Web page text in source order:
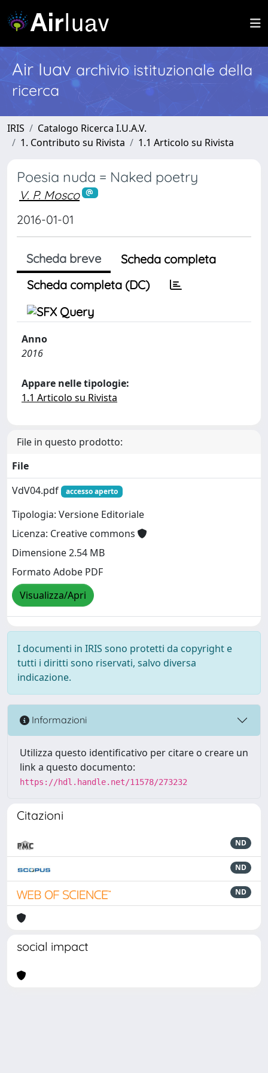
Air Iuav archivio istituzionale della
ricerca
IRIS
Catalogo Ricerca I.U.A.V.
1. Contributo su Rivista
1.1 Articolo su Rivista
Poesia nuda = Naked poetry
V. P. Mosco
2016-01-01
Scheda breve
Scheda completa
Scheda completa (DC)
Anno
2016
Appare nelle tipologie:
1.1 Articolo su Rivista
File in questo prodotto:
File
VdV04.pdf
accesso aperto
Tipologia: Versione Editoriale
Licenza: Creative commons
Dimensione 2.54 MB
Formato Adobe PDF
Visualizza/Apri
I documenti in IRIS sono protetti da copyright e
tutti i diritti sono riservati, salvo diversa
indicazione.
Informazioni
Utilizza questo identificativo per citare o creare un
link a questo documento:
https://hdl.handle.net/11578/273232
Citazioni
ND
ND
ND
social impact